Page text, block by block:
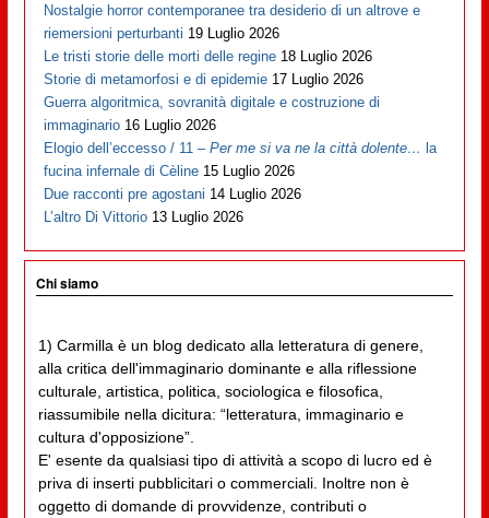
Nostalgie horror contemporanee tra desiderio di un altrove e
riemersioni perturbanti 19 Luglio 2026
Le tristi storie delle morti delle regine 18 Luglio 2026
Storie di metamorfosi e di epidemie 17 Luglio 2026
Guerra algoritmica, sovranità digitale e costruzione di
immaginario 16 Luglio 2026
Elogio dell’eccesso / 11 –Per me si va ne la città dolente… la
fucina infernale di Cèline 15 Luglio 2026
Due racconti pre agostani 14 Luglio 2026
L’altro Di Vittorio 13 Luglio 2026
Chi siamo
1) Carmilla è un blog dedicato alla letteratura di genere,
alla critica dell'immaginario dominante e alla riflessione
culturale, artistica, politica, sociologica e filosofica,
riassumibile nella dicitura: “letteratura, immaginario e
cultura d'opposizione”.
E' esente da qualsiasi tipo di attività a scopo di lucro ed è
priva di inserti pubblicitari o commerciali. Inoltre non è
oggetto di domande di provvidenze, contributi o